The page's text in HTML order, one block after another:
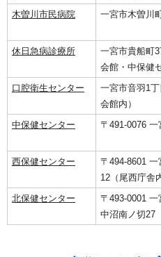
木曽川市民病院
一宮市木曽川
休日急病診療所
一宮市貴船町
会館・中保健
口腔衛生センター
一宮市音羽1
会館内）
中保健センター
〒491-0076
西保健センター
〒494-8601
12（尾西庁舎
北保健センター
〒493-0001
中沼南ノ切27